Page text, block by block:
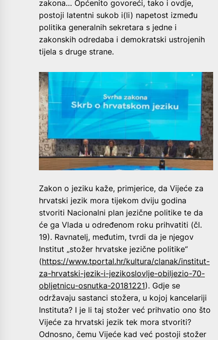
zakona… Općenito govoreći, tako i ovdje,
postoji latentni sukob i(li) napetost između
politika generalnih sekretara s jedne i
zakonskih odredaba i demokratski ustrojenih
tijela s druge strane.
Zakon o jeziku kaže, primjerice, da Vijeće za
hrvatski jezik mora tijekom dviju godina
stvoriti Nacionalni plan jezične politike te da
će ga Vlada u određenom roku prihvatiti (čl.
19). Ravnatelj, međutim, tvrdi da je njegov
Institut „stožer hrvatske jezične politike“
(https://www.tportal.hr/kultura/clanak/institut-
za-hrvatski-jezik-i-jezikoslovlje-obiljezio-70-
obljetnicu-osnutka-20181221). Gdje se
održavaju sastanci stožera, u kojoj kancelariji
Instituta? I je li taj stožer već prihvatio ono što
Vijeće za hrvatski jezik tek mora stvoriti?
Odnosno, čemu Vijeće kad već postoji stožer